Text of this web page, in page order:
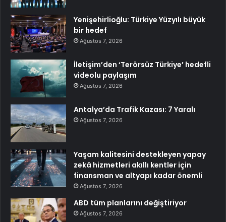
Yenişehirlioğlu: Türkiye Yüzyılı büyük
bir hedef
Ağustos 7, 2026
İletişim’den ‘Terörsüz Türkiye’ hedefli
videolu paylaşım
Ağustos 7, 2026
Antalya’da Trafik Kazası: 7 Yaralı
Ağustos 7, 2026
Yaşam kalitesini destekleyen yapay
zekâ hizmetleri akıllı kentler için
finansman ve altyapı kadar önemli
Ağustos 7, 2026
ABD tüm planlarını değiştiriyor
Ağustos 7, 2026